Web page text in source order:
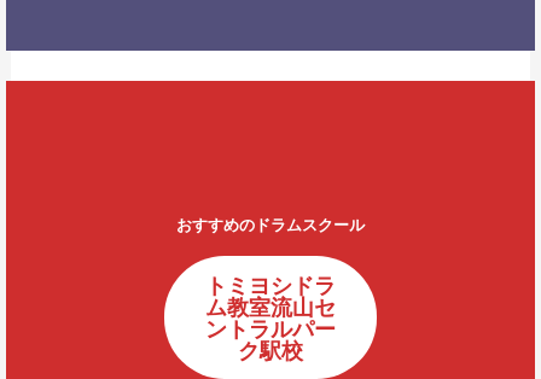
おすすめのドラムスクール
トミヨシドラ
ム教室流山セ
ントラルパー
ク駅校